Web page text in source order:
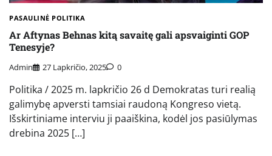
PASAULINĖ POLITIKA
Ar Aftynas Behnas kitą savaitę gali apsvaiginti GOP
Tenesyje?
Admin 27 Lapkričio, 2025 0
Politika / 2025 m. lapkričio 26 d Demokratas turi realią
galimybę apversti tamsiai raudoną Kongreso vietą.
Išskirtiniame interviu ji paaiškina, kodėl jos pasiūlymas
drebina 2025 […]